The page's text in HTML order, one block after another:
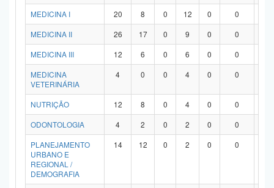
MEDICINA I
20 8 0 12 0 0
MEDICINA II
26 17 0 9 0 0
MEDICINA III
12 6 0 6 0 0
MEDICINA
VETERINÁRIA
4 0 0 4 0 0
NUTRIÇÃO 12 8 0 4 0 0
ODONTOLOGIA
4 2 0 2 0 0
PLANEJAMENTO
URBANO E
REGIONAL /
DEMOGRAFIA
14 12 0 2 0 0